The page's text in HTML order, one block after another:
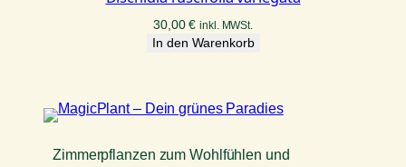
30,00€ inkl. MWSt.
In den Warenkorb
Zimmerpflanzen zum Wohlfühlen und